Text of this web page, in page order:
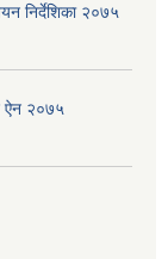
निर्देशिका २०७५
ऐन २०७५